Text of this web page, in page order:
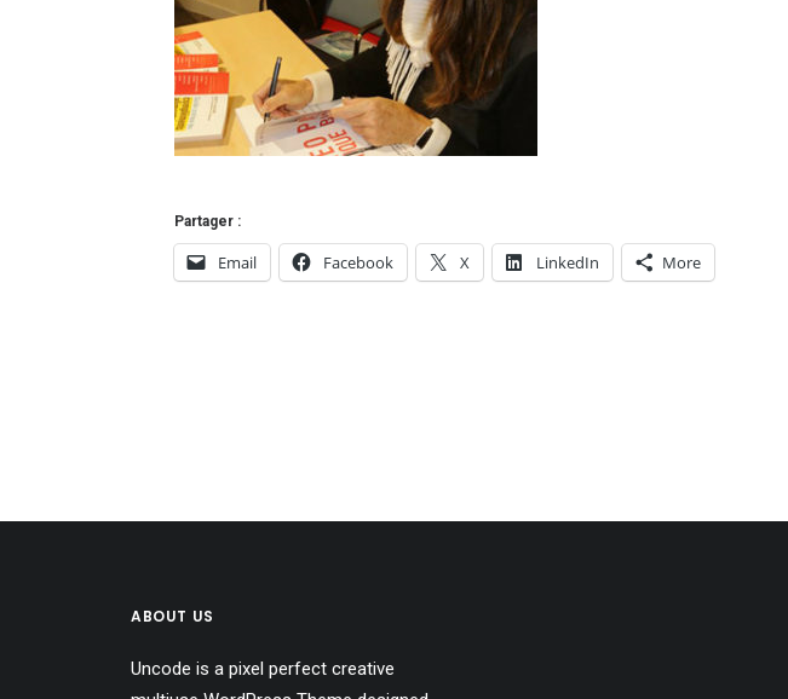
Partager :
Email Facebook X LinkedIn More
ABOUT US
Uncode is a pixel perfect creative